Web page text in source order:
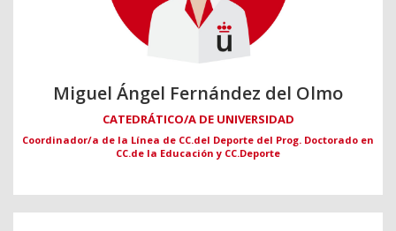
Miguel Ángel Fernández del Olmo
CATEDRÁTICO/A DE UNIVERSIDAD
Coordinador/a de la Línea de CC.del Deporte del Prog. Doctorado en
CC.de la Educación y CC.Deporte